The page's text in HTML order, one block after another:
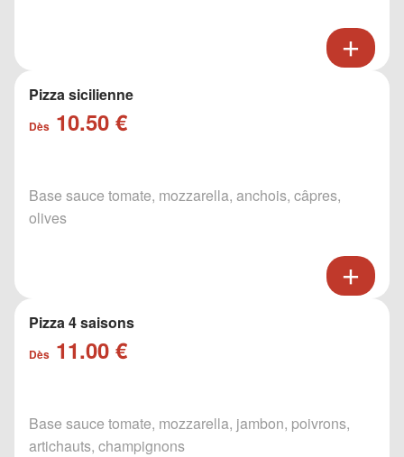
Pizza sicilienne
Dès 10.50 €
Base sauce tomate, mozzarella, anchois, câpres,
olives
Pizza 4 saisons
Dès 11.00 €
Base sauce tomate, mozzarella, jambon, poivrons,
artichauts, champignons